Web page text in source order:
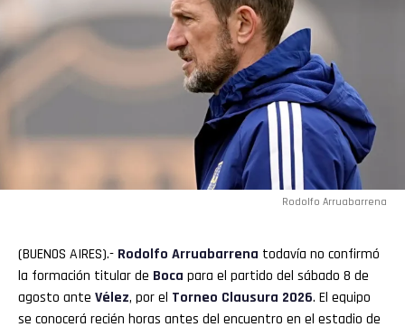
Rodolfo Arruabarrena
(BUENOS AIRES).- Rodolfo Arruabarrena todavía no confirmó
la formación titular de Boca para el partido del sábado 8 de
agosto ante Vélez, por el Torneo Clausura 2026. El equipo
se conocerá recién horas antes del encuentro en el estadio de